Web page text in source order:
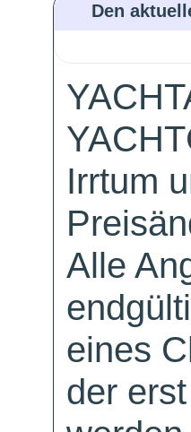
Den
Irrtum
Alle
eines
der